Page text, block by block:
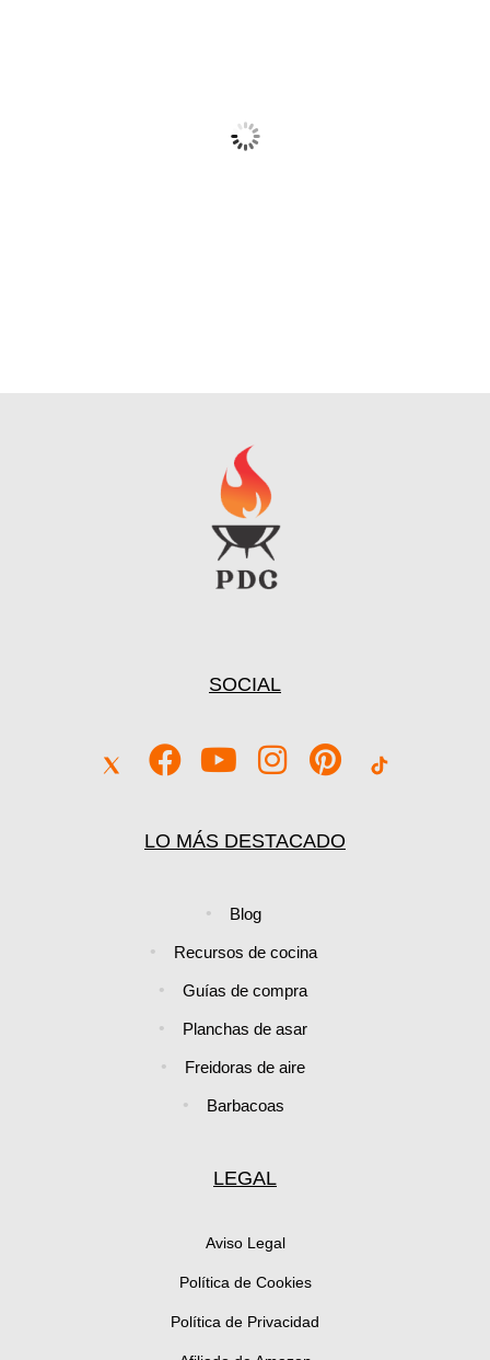
para una Limpieza Fácil
Ver Precio y Ofertas
SOCIAL
LO MÁS DESTACADO
Blog
Recursos de cocina
Guías de compra
Planchas de asar
Freidoras de aire
Barbacoas
LEGAL
Aviso Legal
Política de Cookies
Política de Privacidad